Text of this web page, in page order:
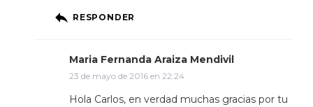
RESPONDER
Maria Fernanda Araiza Mendivil
23 de mayo de 2016 en 22:24
Hola Carlos, en verdad muchas gracias por tu